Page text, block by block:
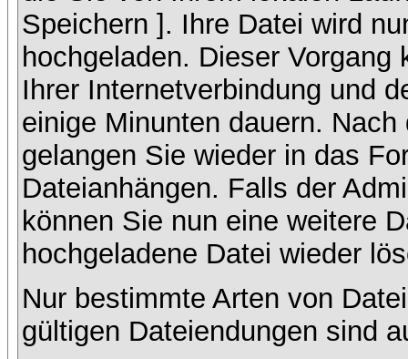
Speichern ]. Ihre Datei wird
hochgeladen. Dieser
Ihrer Internetverbindung und
einige Minunten dauern.
gelangen Sie wieder in das
Dateianhängen. Falls der
können Sie nun eine weitere
hochgeladene Datei wieder
Nur bestimmte Arten von
gültigen Dateiendungen sind